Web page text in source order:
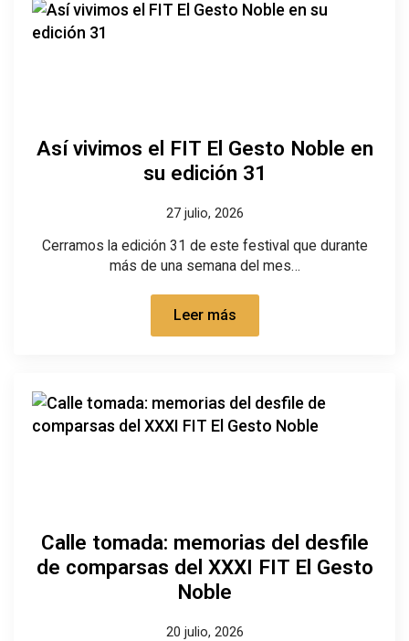
Así vivimos el FIT El Gesto Noble en
su edición 31
27 julio, 2026
Cerramos la edición 31 de este festival que durante
más de una semana del mes…
Leer más
Calle tomada: memorias del desfile
de comparsas del XXXI FIT El Gesto
Noble
20 julio, 2026